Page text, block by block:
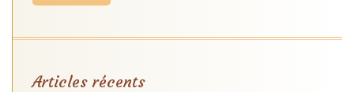
Articles récents